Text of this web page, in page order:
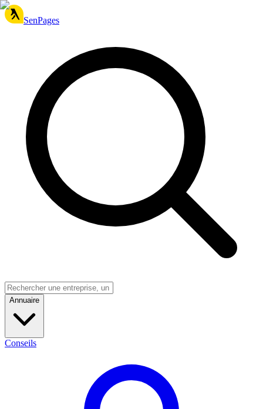
SenPages
Annuaire
Conseils